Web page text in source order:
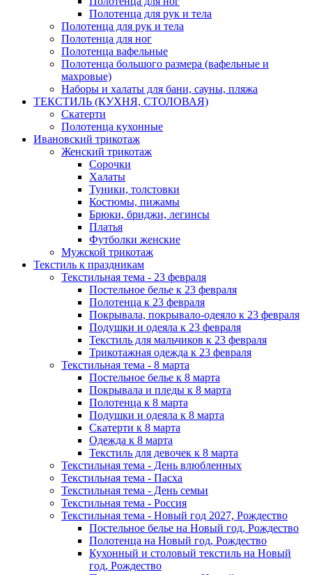
Полотенца для рук и тела
Полотенца для рук и тела
Полотенца для ног
Полотенца вафельные
Полотенца большого размера (вафельные и
махровые)
Наборы и халаты для бани, сауны, пляжа
ТЕКСТИЛЬ (КУХНЯ, СТОЛОВАЯ)
Скатерти
Полотенца кухонные
Ивановский трикотаж
Женский трикотаж
Сорочки
Халаты
Туники, толстовки
Костюмы, пижамы
Брюки, бриджи, легинсы
Платья
Футболки женские
Мужской трикотаж
Текстиль к праздникам
Текстильная тема - 23 февраля
Постельное белье к 23 февраля
Полотенца к 23 февраля
Покрывала, покрывало-одеяло к 23 февраля
Подушки и одеяла к 23 февраля
Текстиль для мальчиков к 23 февраля
Трикотажная одежда к 23 февраля
Текстильная тема - 8 марта
Постельное белье к 8 марта
Покрывала и пледы к 8 марта
Полотенца к 8 марта
Подушки и одеяла к 8 марта
Скатерти к 8 марта
Одежда к 8 марта
Текстиль для девочек к 8 марта
Текстильная тема - День влюбленных
Текстильная тема - Пасха
Текстильная тема - День семьи
Текстильная тема - Россия
Текстильная тема - Новый год 2027, Рождество
Постельное белье на Новый год, Рождество
Полотенца на Новый год, Рождество
Кухонный и столовый текстиль на Новый
год, Рождество